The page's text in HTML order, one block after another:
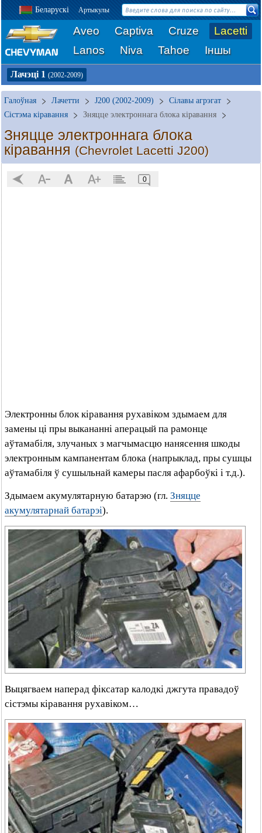
Беларускі Артыкулы
Aveo Captiva Cruze
Lacetti
Lanos
Niva Tahoe Іншы
Лачэці 1 (2002-2009)
Галоўная Лачетти J200 (2002-2009)
Сілавы агрэгат
Сістэма кіравання
Зняцце электроннага блока кіравання
Зняцце электроннага блока
кіравання (Chevrolet Lacetti J200)
0
Электронны блок кіравання рухавіком здымаем для
замены ці пры выкананні аперацый па рамонце
аўтамабіля, злучаных з магчымасцю нанясення шкоды
электронным кампанентам блока (напрыклад, пры сушцы
аўтамабіля ў сушыльнай камеры пасля афарбоўкі і т.д.).
Здымаем акумулятарную батарэю (гл. Зняцце
акумулятарнай батарэі).
Выцягваем наперад фіксатар калодкі джгута правадоў
сістэмы кіравання рухавіком…